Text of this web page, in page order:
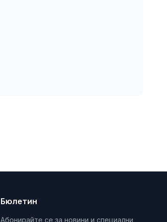
Бюлетин
Абонирайте се за новини и специални